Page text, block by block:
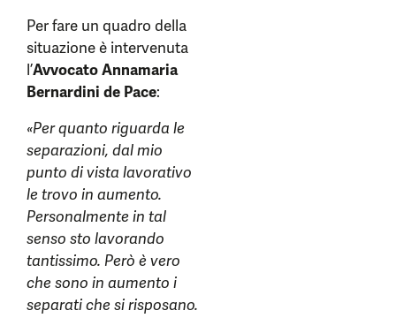
Per fare un quadro della
situazione è intervenuta
l’Avvocato Annamaria
Bernardini de Pace:
«Per quanto riguarda le
separazioni, dal mio
punto di vista lavorativo
le trovo in aumento.
Personalmente in tal
senso sto lavorando
tantissimo. Però è vero
che sono in aumento i
separati che si risposano.